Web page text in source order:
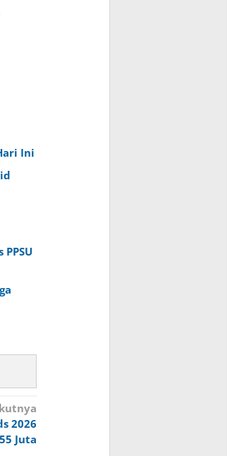
Ini
2026
Juta